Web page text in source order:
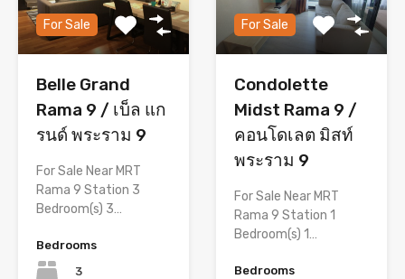
For Sale
Belle Grand
Rama 9 / เบ็ล แก
รนด์ พระราม 9
For Sale Near MRT
Rama 9 Station 3
Bedroom(s) 3…
Bedrooms
3
For Sale
Condolette
Midst Rama 9 /
คอนโดเลต มิสท์
พระราม 9
For Sale Near MRT
Rama 9 Station 1
Bedroom(s) 1…
Bedrooms